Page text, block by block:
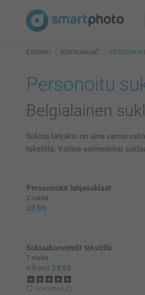
ETUSIVU KUVALAHJAT
Personoitu
Belgialainen
Suklaa lahjaksi on aina varma
tekstillä. Valitse esimerkiksi
Personoidut lahjasuklaat
2 mallia
33,95
Suklaakonvehdit tekstillä
7 mallia
Alkaen 29,95
(2 arvostelut)